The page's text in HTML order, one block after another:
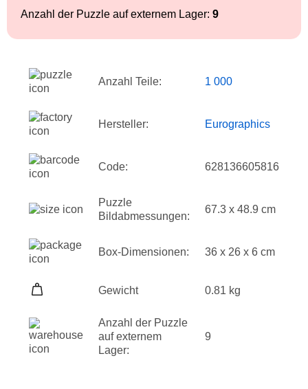
Anzahl der Puzzle auf externem Lager: 9
Anzahl Teile: 1 000
Hersteller: Eurographics
Code: 628136605816
Puzzle
Bildabmessungen:
67.3 x 48.9 cm
Box-Dimensionen: 36 x 26 x 6 cm
Gewicht 0.81 kg
Anzahl der Puzzle
auf externem
Lager:
9